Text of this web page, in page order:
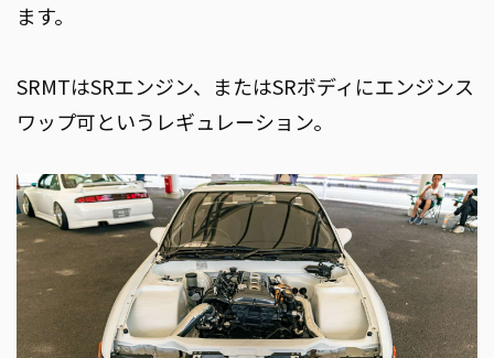
ます。
SRMTはSRエンジン、またはSRボディにエンジンス
ワップ可というレギュレーション。